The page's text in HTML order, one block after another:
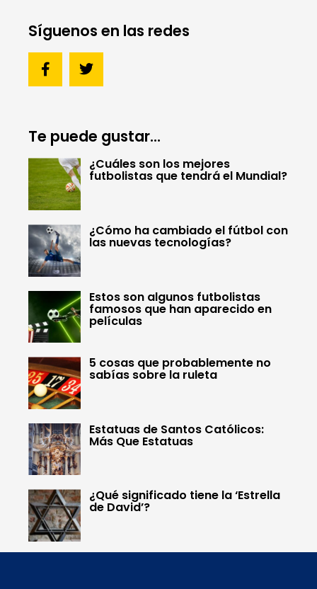
Síguenos en las redes
Te puede gustar...
¿Cuáles son los mejores
futbolistas que tendrá el Mundial?
¿Cómo ha cambiado el fútbol con
las nuevas tecnologías?
Estos son algunos futbolistas
famosos que han aparecido en
películas
5 cosas que probablemente no
sabías sobre la ruleta
Estatuas de Santos Católicos:
Más Que Estatuas
¿Qué significado tiene la ‘Estrella
de David’?